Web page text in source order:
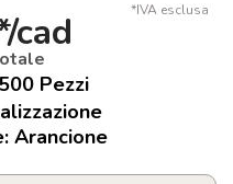
*IVA esclusa
cad
500 Pezzi
Arancione